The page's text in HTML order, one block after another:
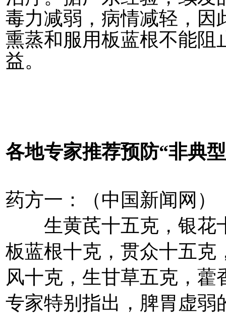
毒力减弱，病情减轻，因
熏蒸和服用板蓝根不能阻
益。
各地专家推荐预防“非典
药方一：（中国新闻网）
生黄芪十五克，银花
板蓝根十克，贯众十五克
风十克，生甘草五克，
专家特别指出，脾胃虚弱